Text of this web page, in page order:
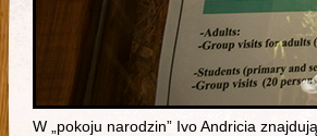
W „pokoju narodzin” Ivo Andricia